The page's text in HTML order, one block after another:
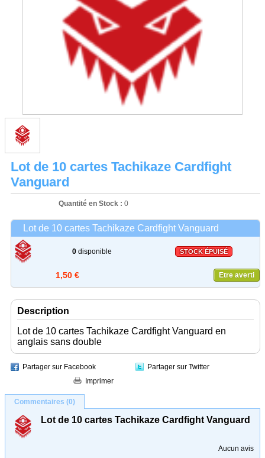
Lot de 10 cartes Tachikaze Cardfight
Vanguard
Quantité en Stock : 0
Lot de 10 cartes Tachikaze Cardfight Vanguard
0 disponible STOCK ÉPUISÉ
1,50 € Etre averti
Description
Lot de 10 cartes Tachikaze Cardfight Vanguard en
anglais sans double
Partager sur Facebook
Partager sur Twitter
Imprimer
Commentaires (0)
Lot de 10 cartes Tachikaze Cardfight Vanguard
Aucun avis